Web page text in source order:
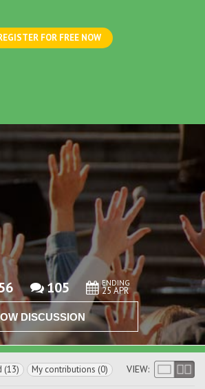
FOR FREE NOW
105 ENDING
25 APR
DISCUSSION
(13) My contributions (0) VIEW: